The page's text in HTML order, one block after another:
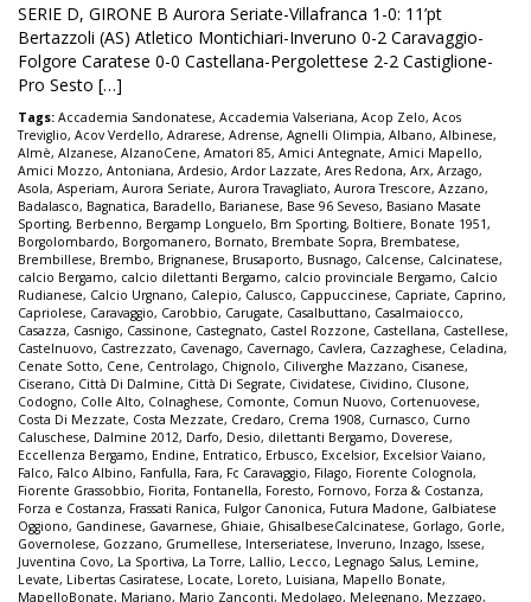
SERIE D, GIRONE B Aurora Seriate-Villafranca 1-0: 11’pt
Bertazzoli (AS) Atletico Montichiari-Inveruno 0-2 Caravaggio-
Folgore Caratese 0-0 Castellana-Pergolettese 2-2 Castiglione-
Pro Sesto […]
Tags: Accademia Sandonatese, Accademia Valseriana, Acop Zelo, Acos
Treviglio, Acov Verdello, Adrarese, Adrense, Agnelli Olimpia, Albano, Albinese,
Almè, Alzanese, AlzanoCene, Amatori 85, Amici Antegnate, Amici Mapello,
Amici Mozzo, Antoniana, Ardesio, Ardor Lazzate, Ares Redona, Arx, Arzago,
Asola, Asperiam, Aurora Seriate, Aurora Travagliato, Aurora Trescore, Azzano,
Badalasco, Bagnatica, Baradello, Barianese, Base 96 Seveso, Basiano Masate
Sporting, Berbenno, Bergamp Longuelo, Bm Sporting, Boltiere, Bonate 1951,
Borgolombardo, Borgomanero, Bornato, Brembate Sopra, Brembatese,
Brembillese, Brembo, Brignanese, Brusaporto, Busnago, Calcense, Calcinatese,
calcio Bergamo, calcio dilettanti Bergamo, calcio provinciale Bergamo, Calcio
Rudianese, Calcio Urgnano, Calepio, Calusco, Cappuccinese, Capriate, Caprino,
Capriolese, Caravaggio, Carobbio, Carugate, Casalbuttano, Casalmaiocco,
Casazza, Casnigo, Cassinone, Castegnato, Castel Rozzone, Castellana, Castellese,
Castelnuovo, Castrezzato, Cavenago, Cavernago, Cavlera, Cazzaghese, Celadina,
Cenate Sotto, Cene, Centrolago, Chignolo, Ciliverghe Mazzano, Cisanese,
Ciserano, Città Di Dalmine, Città Di Segrate, Cividatese, Cividino, Clusone,
Codogno, Colle Alto, Colnaghese, Comonte, Comun Nuovo, Cortenuovese,
Costa Di Mezzate, Costa Mezzate, Credaro, Crema 1908, Curnasco, Curno
Caluschese, Dalmine 2012, Darfo, Desio, dilettanti Bergamo, Doverese,
Eccellenza Bergamo, Endine, Entratico, Erbusco, Excelsior, Excelsior Vaiano,
Falco, Falco Albino, Fanfulla, Fara, Fc Caravaggio, Filago, Fiorente Colognola,
Fiorente Grassobbio, Fiorita, Fontanella, Foresto, Fornovo, Forza & Costanza,
Forza e Costanza, Frassati Ranica, Fulgor Canonica, Futura Madone, Galbiatese
Oggiono, Gandinese, Gavarnese, Ghiaie, GhisalbeseCalcinatese, Gorlago, Gorle,
Governolese, Gozzano, Grumellese, Interseriatese, Inveruno, Inzago, Issese,
Juventina Covo, La Sportiva, La Torre, Lallio, Lecco, Legnago Salus, Lemine,
Levate, Libertas Casiratese, Locate, Loreto, Luisiana, Mapello Bonate,
MapelloBonate, Mariano, Mario Zanconti, Medolago, Melegnano, Mezzago,